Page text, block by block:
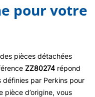
pour votre
pièces détachées
ZZ80274 répond
par Perkins pour
pièce d’origine, vous